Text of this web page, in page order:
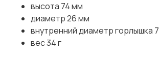
высота 74 мм
диаметр 26 мм
внутренний диаметр горлышка
вес 34 г